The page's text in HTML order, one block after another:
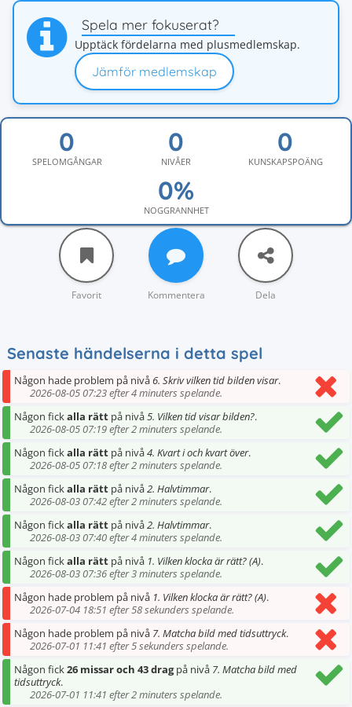
Spela mer fokuserat?
Upptäck fördelarna med plusmedlemskap.
Jämför medlemskap
SPELOMGÅNGAR NIVÅER KUNSKAPSPOÄNG
NOGGRANNHET
Favorit Kommentera Dela
Senaste händelserna i detta spel
Någon hade problem på nivå6. Skriv vilken tid bilden visar.
2026-08-05 07:23 efter 4 minuters spelande.
Någon fickalla rätt på nivå5. Vilken tid visar bilden?.
2026-08-05 07:19 efter 2 minuters spelande.
Någon fickalla rätt på nivå4. Kvart i och kvart över.
2026-08-05 07:18 efter 2 minuters spelande.
Någon fickalla rätt på nivå2. Halvtimmar.
2026-08-03 07:42 efter 2 minuters spelande.
Någon fickalla rätt på nivå2. Halvtimmar.
2026-08-03 07:40 efter 4 minuters spelande.
Någon fickalla rätt på nivå 1. Vilken klocka är rätt? (A).
2026-08-03 07:36 efter 3 minuters spelande.
Någon hade problem på nivå 1. Vilken klocka är rätt? (A).
2026-07-04 18:51 efter 58 sekunders spelande.
Någon hade problem på nivå 7. Matcha bild med tidsuttryck.
2026-07-01 11:41 efter 5 sekunders spelande.
Någon fick26 missar och 43 dragpå nivå 7. Matcha bild med
tidsuttryck.
2026-07-01 11:41 efter 2 minuters spelande.